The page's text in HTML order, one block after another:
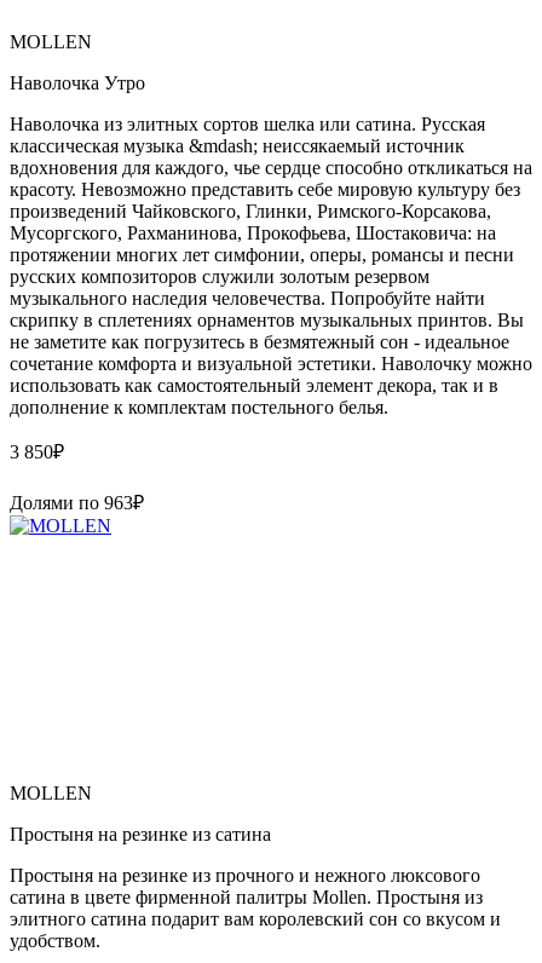
MOLLEN
Наволочка Утро
Наволочка из элитных сортов шелка или сатина. Русская
классическая музыка &mdash; неиссякаемый источник
вдохновения для каждого, чье сердце способно откликаться на
красоту. Невозможно представить себе мировую культуру без
произведений Чайковского, Глинки, Римского-Корсакова,
Мусоргского, Рахманинова, Прокофьева, Шостаковича: на
протяжении многих лет симфонии, оперы, романсы и песни
русских композиторов служили золотым резервом
музыкального наследия человечества. Попробуйте найти
скрипку в сплетениях орнаментов музыкальных принтов. Вы
не заметите как погрузитесь в безмятежный сон - идеальное
сочетание комфорта и визуальной эстетики. Наволочку можно
использовать как самостоятельный элемент декора, так и в
дополнение к комплектам постельного белья.
3 850₽
Долями по 963₽
MOLLEN
Простыня на резинке из сатина
Простыня на резинке из прочного и нежного люксового
сатина в цвете фирменной палитры Mollen. Простыня из
элитного сатина подарит вам королевский сон со вкусом и
удобством.